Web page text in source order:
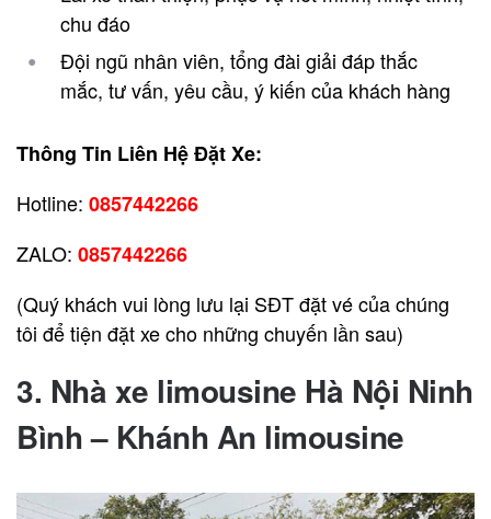
chu đáo
Đội ngũ nhân viên, tổng đài giải đáp thắc
mắc, tư vấn, yêu cầu, ý kiến của khách hàng
Thông Tin Liên Hệ Đặt Xe:
Hotline: 0857442266
ZALO: 0857442266
(Quý khách vui lòng lưu lại SĐT đặt vé của chúng
tôi để tiện đặt xe cho những chuyến lần sau)
3. Nhà xe limousine Hà Nội Ninh
Bình – Khánh An limousine